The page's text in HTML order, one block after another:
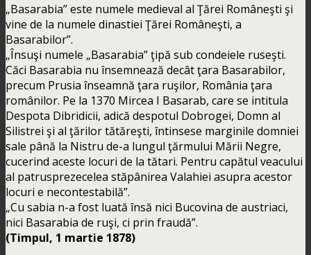
„Basarabia” este numele medieval al Ţărei Româneşti şi
vine de la numele dinastiei Ţărei Româneşti, a
Basarabilor”.
„Însuşi numele „Basarabia” ţipă sub condeiele ruseşti.
Căci Basarabia nu însemnează decât ţara Basarabilor,
precum Prusia înseamnă ţara ruşilor, România ţara
românilor. Pe la 1370 Mircea I Basarab, care se intitula
Despota Dibridicii, adică despotul Dobrogei, Domn al
Silistrei şi al ţărilor tătăreşti, întinsese marginile domniei
sale până la Nistru de-a lungul ţărmului Mării Negre,
cucerind aceste locuri de la tătari. Pentru capătul veacului
al patrusprezecelea stăpânirea Valahiei asupra acestor
locuri e necontestabilă”.
„Cu sabia n-a fost luată însă nici Bucovina de austriaci,
nici Basarabia de ruşi, ci prin fraudă”.
(Timpul, 1 martie 1878)